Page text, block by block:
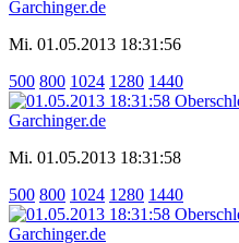
Mi. 01.05.2013 18:31:56
500 800 1024 1280 1440
Mi. 01.05.2013 18:31:58
500 800 1024 1280 1440